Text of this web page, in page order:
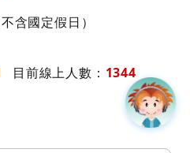
含國定假日）
目前線上人數： 1344